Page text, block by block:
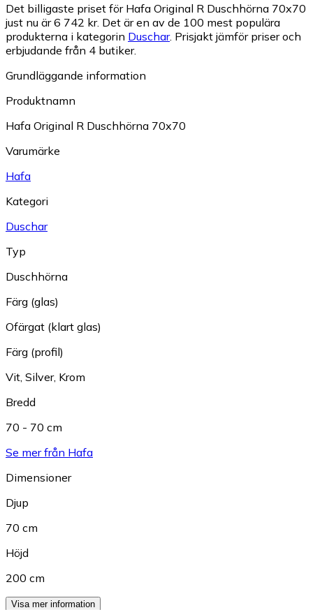
Det billigaste priset för Hafa Original R Duschhörna 70x70
just nu är 6 742 kr. Det är en av de 100 mest populära
produkterna i kategorin Duschar. Prisjakt jämför priser och
erbjudande från 4 butiker.
Grundläggande information
Produktnamn
Hafa Original R Duschhörna 70x70
Varumärke
Hafa
Kategori
Duschar
Typ
Duschhörna
Färg (glas)
Ofärgat (klart glas)
Färg (profil)
Vit Silver, Krom
Bredd
70 - 70 cm
Se mer från Hafa
Dimensioner
Djup
70 cm
Höjd
200 cm
Visa mer information